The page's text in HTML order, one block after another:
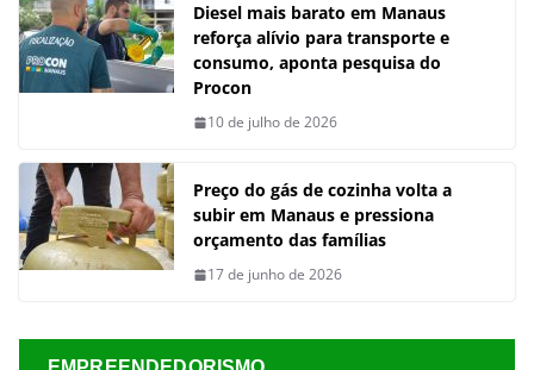
Diesel mais barato em Manaus
reforça alívio para transporte e
consumo, aponta pesquisa do
Procon
10 de julho de 2026
Preço do gás de cozinha volta a
subir em Manaus e pressiona
orçamento das famílias
17 de junho de 2026